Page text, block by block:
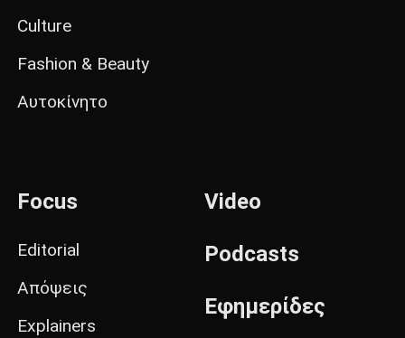
Culture
Fashion & Beauty
Αυτοκίνητο
Focus
Editorial
Απόψεις
Explainers
Video
Podcasts
Εφημερίδες